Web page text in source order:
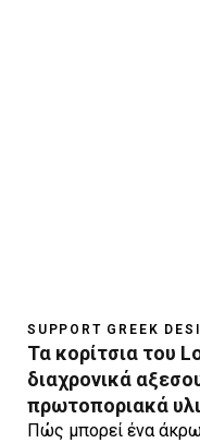
SUPPORT GREEK
Τα κορίτσια του
διαχρονικά
πρωτοποριακά
Πώς μπορεί ένα